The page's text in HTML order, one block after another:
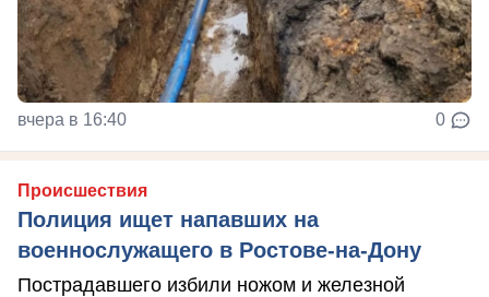
вчера в 16:40 0
Происшествия
Полиция ищет напавших на
военнослужащего в Ростове-на-Дону
Пострадавшего избили ножом и железной